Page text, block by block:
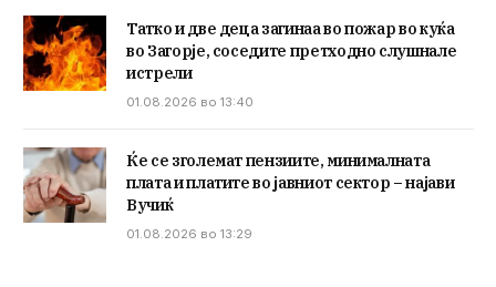
Татко и две деца загинаа во пожар во куќа
во Загорје, соседите претходно слушнале
истрели
01.08.2026 во 13:40
Ќе се зголемат пензиите, минималната
плата и платите во јавниот сектор – најави
Вучиќ
01.08.2026 во 13:29